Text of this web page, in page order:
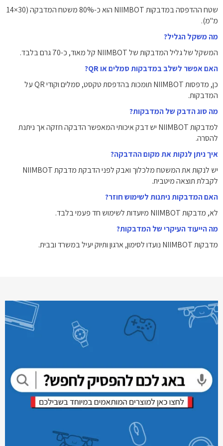
שטח ההדפסה במדבקות NIIMBOT הוא כ-80% משטח המדבקה (30×14
מ"מ).
מה משקל הגליל?
המשקל של גליל המדבקות של NIIMBOT קל מאוד, כ-70 גרם בלבד.
האם אפשר לשלב במדבקות סמלים או QR?
כן, מדפסות NIIMBOT תומכות בהדפסת טקסט, סמלים וקודי QR על
המדבקות.
מה סוג הדבק של המדבקות?
למדבקות NIIMBOT יש דבק איכותי המאפשר הדבקה חזקה אך ניתנת
להסרה.
איך ניתן לנקות את מקום ההדבקה?
יש לנקות את המשטח מלכלוך ואבק לפני הדבקת מדבקת NIIMBOT
לקבלת תוצאה מיטבית.
האם המדבקות ניתנות לשימוש חוזר?
לא, מדבקות NIIMBOT מיועדות לשימוש חד פעמי בלבד.
מה הייעוד העיקרי של המדבקות?
מדבקות NIIMBOT נועדו לסימון, ארגון ותיוק יעיל במשרד ובבית.